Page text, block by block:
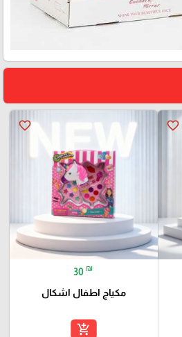
favorite_border
favorite_border
30 ₪
مكياج اطفال اشكال
add_shopping_cart